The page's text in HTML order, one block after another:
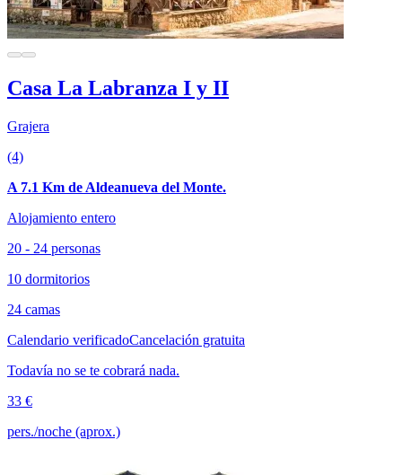
Casa La Labranza I y II
Grajera
(4)
A 7.1 Km de Aldeanueva del Monte.
Alojamiento entero
20 - 24 personas
10 dormitorios
24 camas
Calendario verificadoCancelación gratuita
Todavía no se te cobrará nada.
33 €
pers./noche (aprox.)